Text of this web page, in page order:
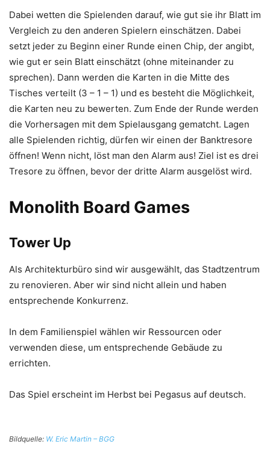
Dabei wetten die Spielenden darauf, wie gut sie ihr Blatt im
Vergleich zu den anderen Spielern einschätzen. Dabei
setzt jeder zu Beginn einer Runde einen Chip, der angibt,
wie gut er sein Blatt einschätzt (ohne miteinander zu
sprechen). Dann werden die Karten in die Mitte des
Tisches verteilt (3 – 1 – 1) und es besteht die Möglichkeit,
die Karten neu zu bewerten. Zum Ende der Runde werden
die Vorhersagen mit dem Spielausgang gematcht. Lagen
alle Spielenden richtig, dürfen wir einen der Banktresore
öffnen! Wenn nicht, löst man den Alarm aus! Ziel ist es drei
Tresore zu öffnen, bevor der dritte Alarm ausgelöst wird.
Monolith Board Games
Tower Up
Als Architekturbüro sind wir ausgewählt, das Stadtzentrum
zu renovieren. Aber wir sind nicht allein und haben
entsprechende Konkurrenz.
In dem Familienspiel wählen wir Ressourcen oder
verwenden diese, um entsprechende Gebäude zu
errichten.
Das Spiel erscheint im Herbst bei Pegasus auf deutsch.
Bildquelle: W. Eric Martin – BGG